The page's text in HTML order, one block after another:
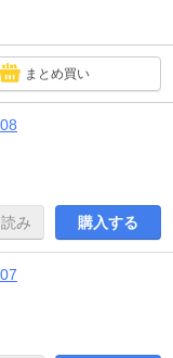
まとめ買い
み 購入する